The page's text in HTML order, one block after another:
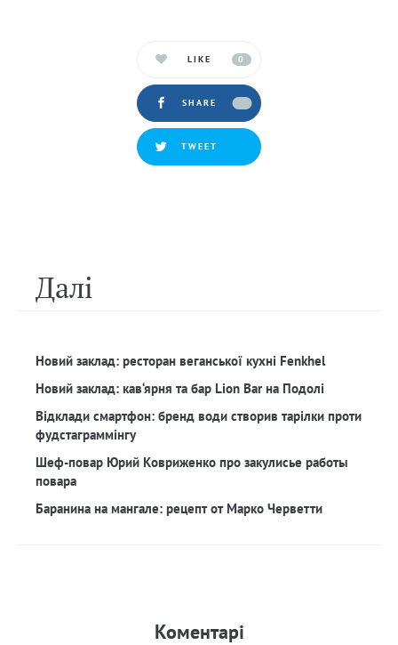
LIKE 0
SHARE
TWEET
Далi
Новий заклад: ресторан веганської кухні Fenkhel
Новий заклад: кав‘ярня та бар Lion Bar на Подолі
Відклади смартфон: бренд води створив тарілки проти
фудстаграммінгу
Шеф-повар Юрий Ковриженко про закулисье работы
повара
Баранина на мангале: рецепт от Марко Черветти
Коментарi